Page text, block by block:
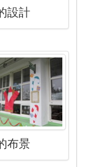
設計
布景